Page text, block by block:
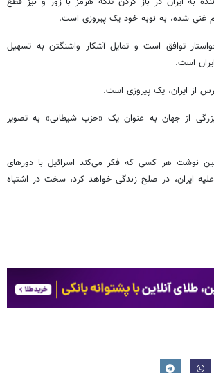
غنی شده، به نوبه خود یک پیروزی است.
توافق است و تمایل آشکار واشنگتن به تسهیل
است.
از ایران، یک پیروزی است.
از جهان به عنوان یک «حزب شیطانی» به تصویر
نوشت هر کسی که فکر می‌کند اسرائیل با دورهای
ایران، در صلح زندگی خواهد کرد، سخت در اشتباه